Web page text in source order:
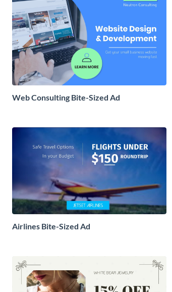
Web Consulting Bite-Sized Ad
Airlines Bite-Sized Ad